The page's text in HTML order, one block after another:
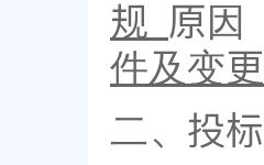
规 原因
件及变
二、投